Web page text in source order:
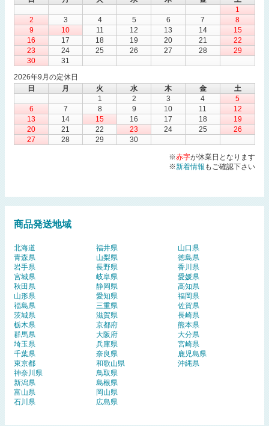
1
2
3 4 5 6 7
8
9
10 11 12 13 14
15
16
17 18 19 20 21
22
23
24 25 26 27 28
29
30
31
2026年9月の定休日
日
月 火 水 木 金
土
1
2 3 4
5
6
7 8 9 10 11
12
13
14 15 16 17 18
19
20
21 22 23 24 25
26
27
28 29 30
※赤字が休業日となります
※新着情報 もご確認下さい
商品発送地域
北海道
青森県
岩手県
宮城県
秋田県
山形県
福島県
茨城県
栃木県
群馬県
埼玉県
千葉県
東京都
神奈川県
新潟県
富山県
石川県
福井県
山梨県
長野県
岐阜県
静岡県
愛知県
三重県
滋賀県
京都府
大阪府
兵庫県
奈良県
和歌山県
鳥取県
島根県
岡山県
広島県
山口県
徳島県
香川県
愛媛県
高知県
福岡県
佐賀県
長崎県
熊本県
大分県
宮崎県
鹿児島県
沖縄県